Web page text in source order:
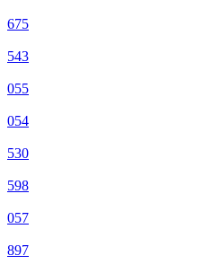
675
543
055
054
530
598
057
897